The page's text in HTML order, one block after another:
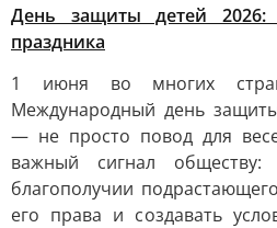
День защиты детей 2026:
праздника
1 июня во многих
Международный день
— не просто повод для
важный сигнал
благополучии
его права и создавать